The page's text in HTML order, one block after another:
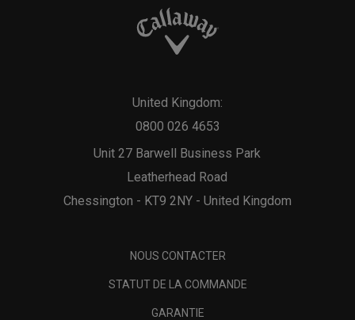
Unit 27 Barwell Business Park
Leatherhead Road
Chessington - KT9 2NY - United Kingdom
United Kingdom:
0800 026 4653
NOUS CONTACTER
STATUT DE LA COMMANDE
GARANTIE